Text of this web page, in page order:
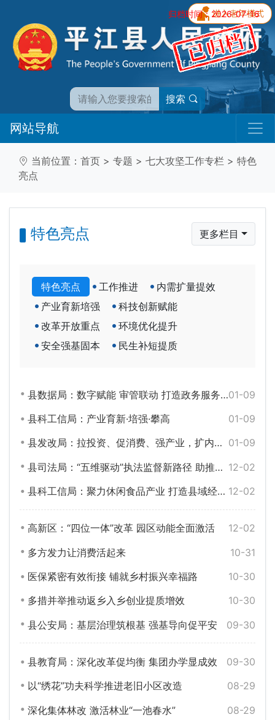
归档时间：2026-07-16
搜索
网站导航
当前位置： 首页 > 专题 > 七大攻坚工作专栏 > 特色
亮点
特色亮点 更多栏目
特色亮点 工作推进
内需扩量提效
产业育新培强
科技创新赋能
改革开放重点
环境优化提升
安全强基固本
民生补短提质
01-09
县数据局：数字赋能 审管联动 打造政务服务新范式
01-09
县科工信局：产业育新·培强·攀高
01-09
县发改局：拉投资、促消费、强产业，扩内需、稳增长、优结构
12-02
县司法局：“五维驱动”执法监督新路径 助推法治化营商环境建设
12-02
县科工信局：聚力休闲食品产业 打造县域经济高质量发展新引擎
12-02
高新区：“四位一体”改革 园区动能全面激活
10-31
多方发力让消费活起来‌
10-30
医保紧密有效衔接 铺就乡村振兴幸福路
10-30
多措并举推动返乡入乡创业提质增效
09-30
县公安局：基层治理筑根基 强基导向促平安
09-30
县教育局：深化改革促均衡 集团办学显成效
08-29
以“绣花”功夫科学推进老旧小区改造
08-29
深化集体林改 激活林业“一池春水”